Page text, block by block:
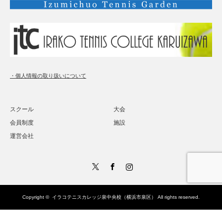
・個人情報の取り扱いについて
スクール
大会
会員制度
施設
運営会社
Instagram
Copyright © イラコテニスカレッジ泉中央校（横浜市泉区） All rights reserved.